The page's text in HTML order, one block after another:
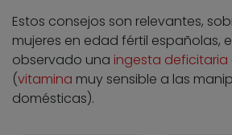
Estos consejos son relevantes,
mujeres en edad fértil españolas,
observado una ingesta
(vitamina muy sensible a las
domésticas).